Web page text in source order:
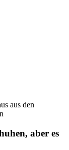
aus den
aber es